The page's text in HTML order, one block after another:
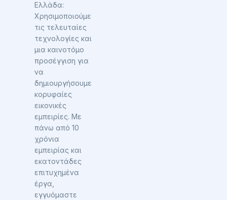
Ελλάδα:
Χρησιμοποιούμε
τις τελευταίες
τεχνολογίες και
μια καινοτόμο
προσέγγιση για
να
δημιουργήσουμε
κορυφαίες
εικονικές
εμπειρίες. Με
πάνω από 10
χρόνια
εμπειρίας και
εκατοντάδες
επιτυχημένα
έργα,
εγγυόμαστε